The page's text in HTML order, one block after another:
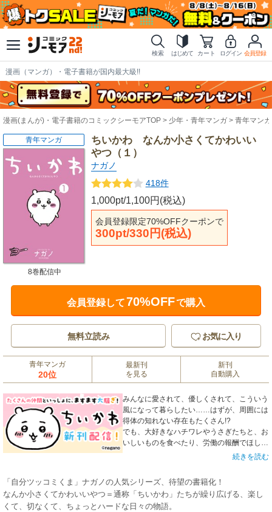
検索 はじめて カート ログイン 会員登録
漫画（マンガ）・電子書籍が国内最大級!!
漫画(まんが)・電子書籍のコミックシーモアTOP 少年・青年マンガ 青年マンガ
ちいかわ なんか小さくてかわいい
やつ（１）
ナガノ
418件
1,000pt/1,100円(税込)
会員登録限定70%OFFクーポンで
300pt/330円(税込)
青年マンガ
8巻配信中
会員登録して70%OFFで購入
無料立読み お気に入り
青年マンガ
20位
最新刊
を見る
新刊
自動購入
みんなに愛されて、優しくされて、こういう
風になって暮らしたい……はずが、周囲には
得体の知れない存在もたくさん!?
でも、大好きなハチワレやうさぎたちと、お
いしいものを食べたり、労働の報酬でほしい
ものを手に入れようとしたり、毎日を一生懸
続きを読む
「自分ツッコミくま」ナガノの人気シリーズ、待望の書籍化！
なんか小さくてかわいいやつ＝通称「ちいかわ」たちが繰り広げる、楽し
くて、切なくて、ちょっとハードな日々の物語。